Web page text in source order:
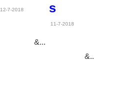
12-7-2018
&...
s
11-7-2018
&...